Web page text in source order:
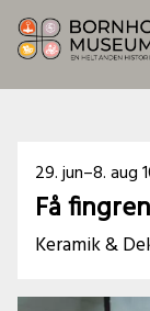
Dato
og
29. jun–8. aug
Få
Keramik &